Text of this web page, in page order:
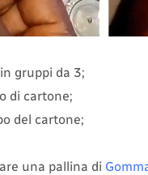
gruppi da 3;
di cartone;
del cartone;
una pallina di